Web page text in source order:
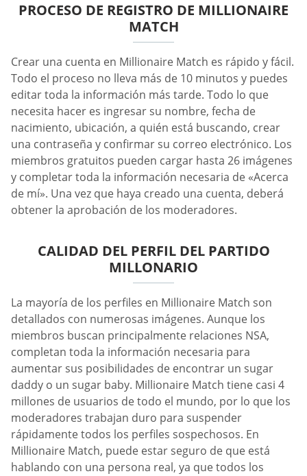
PROCESO DE REGISTRO DE MILLIONAIRE
MATCH
Crear una cuenta en Millionaire Match es rápido y fácil.
Todo el proceso no lleva más de 10 minutos y puedes
editar toda la información más tarde. Todo lo que
necesita hacer es ingresar su nombre, fecha de
nacimiento, ubicación, a quién está buscando, crear
una contraseña y confirmar su correo electrónico. Los
miembros gratuitos pueden cargar hasta 26 imágenes
y completar toda la información necesaria de «Acerca
de mí». Una vez que haya creado una cuenta, deberá
obtener la aprobación de los moderadores.
CALIDAD DEL PERFIL DEL PARTIDO
MILLONARIO
La mayoría de los perfiles en Millionaire Match son
detallados con numerosas imágenes. Aunque los
miembros buscan principalmente relaciones NSA,
completan toda la información necesaria para
aumentar sus posibilidades de encontrar un sugar
daddy o un sugar baby. Millionaire Match tiene casi 4
millones de usuarios de todo el mundo, por lo que los
moderadores trabajan duro para suspender
rápidamente todos los perfiles sospechosos. En
Millionaire Match, puede estar seguro de que está
hablando con una persona real, ya que todos los